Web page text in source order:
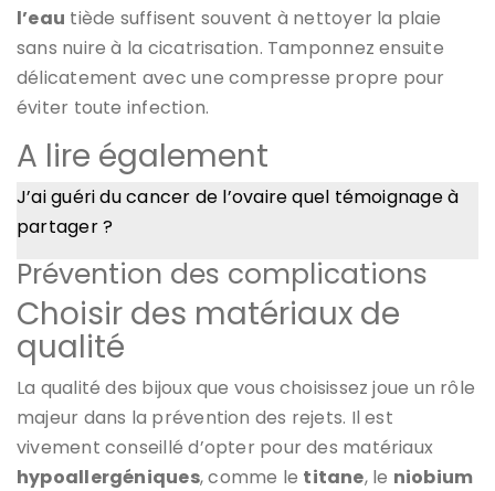
l’eau tiède suffisent souvent à nettoyer la plaie
sans nuire à la cicatrisation. Tamponnez ensuite
délicatement avec une compresse propre pour
éviter toute infection.
A lire également
J’ai guéri du cancer de l’ovaire quel témoignage à
partager ?
Prévention des complications
Choisir des matériaux de
qualité
La qualité des bijoux que vous choisissez joue un rôle
majeur dans la prévention des rejets. Il est
vivement conseillé d’opter pour des matériaux
hypoallergéniques, comme le titane, le niobium